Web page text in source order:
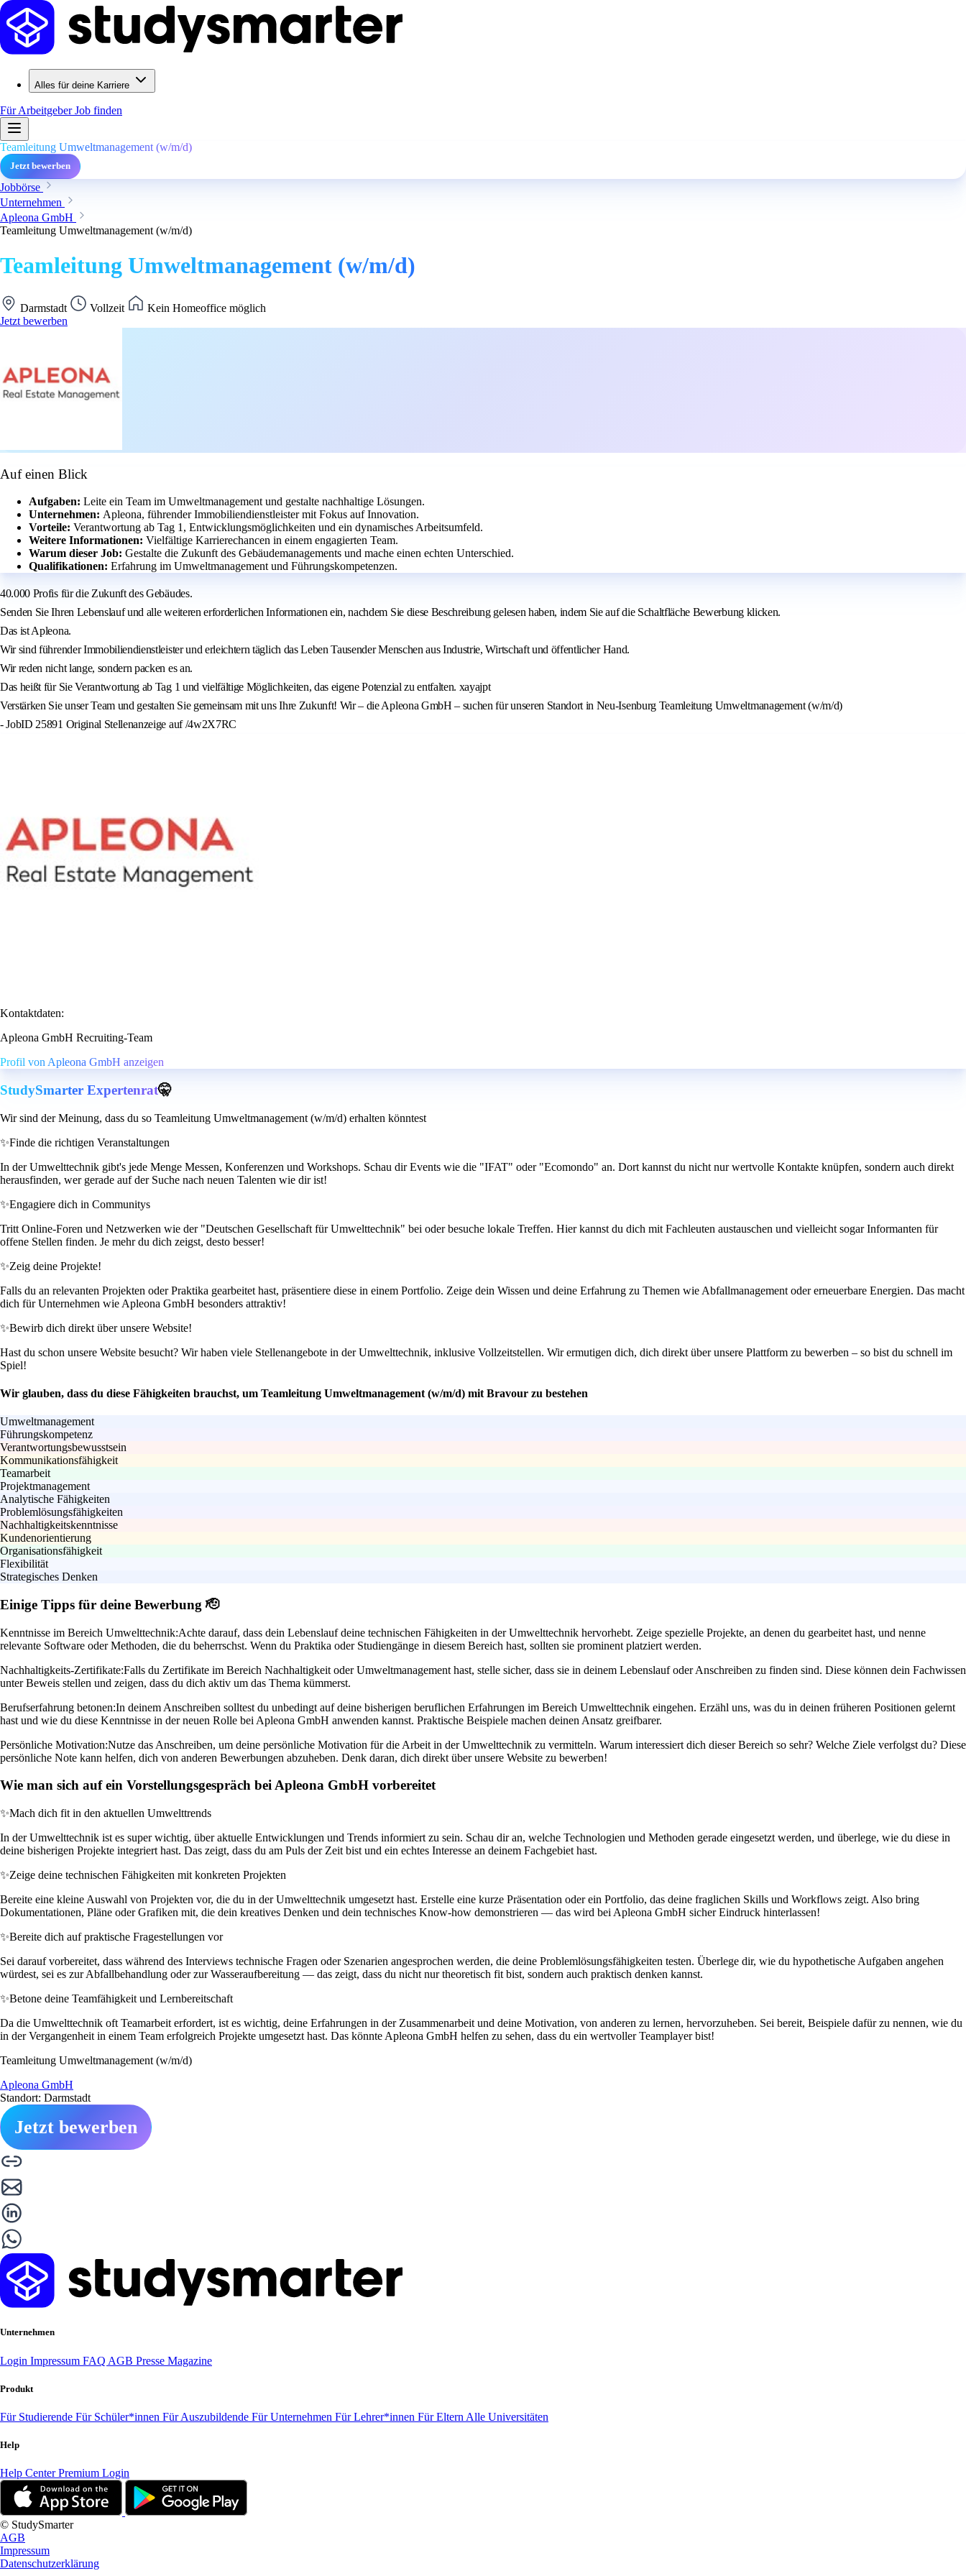
Alles für deine Karriere
Für ArbeitgeberJob finden
Teamleitung Umweltmanagement (w/m/d)
Jetzt bewerben
Jobbörse
Unternehmen
Apleona GmbH
Teamleitung Umweltmanagement (w/m/d)
Teamleitung Umweltmanagement (w/m/d)
Darmstadt Vollzeit
Kein Homeoffice möglich
Jetzt bewerben
Auf einen Blick
Aufgaben: Leite ein Team im Umweltmanagement und gestalte nachhaltige Lösungen.
Unternehmen: Apleona, führender Immobiliendienstleister mit Fokus auf Innovation.
Vorteile: Verantwortung ab Tag 1, Entwicklungsmöglichkeiten und ein dynamisches Arbeitsumfeld.
Weitere Informationen: Vielfältige Karrierechancen in einem engagierten Team.
Warum dieser Job: Gestalte die Zukunft des Gebäudemanagements und mache einen echten Unterschied.
Qualifikationen: Erfahrung im Umweltmanagement und Führungskompetenzen.
40.000 Profis für die Zukunft des Gebäudes.
Senden Sie Ihren Lebenslauf und alle weiteren erforderlichen Informationen ein, nachdem Sie diese Beschreibung gelesen haben, indem Sie auf die Schaltfläche Bewerbung klicken.
Das ist Apleona.
Wir sind führender Immobiliendienstleister und erleichtern täglich das Leben Tausender Menschen aus Industrie, Wirtschaft und öffentlicher Hand.
Wir reden nicht lange, sondern packen es an.
Das heißt für Sie Verantwortung ab Tag 1 und vielfältige Möglichkeiten, das eigene Potenzial zu entfalten. xayajpt
Verstärken Sie unser Team und gestalten Sie gemeinsam mit uns Ihre Zukunft! Wir – die Apleona GmbH – suchen für unseren Standort in Neu-Isenburg Teamleitung Umweltmanagement (w/m/d)
- JobID 25891 Original Stellenanzeige auf /4w2X7RC
Kontaktdaten:
Apleona GmbH Recruiting-Team
Profil von Apleona GmbH anzeigen
StudySmarter Expertenrat🤫
Wir sind der Meinung, dass du so Teamleitung Umweltmanagement (w/m/d) erhalten könntest
✨Finde die richtigen Veranstaltungen
In der Umwelttechnik gibt's jede Menge Messen, Konferenzen und Workshops. Schau dir Events wie die "IFAT" oder "Ecomondo" an. Dort kannst du nicht nur wertvolle Kontakte knüpfen, sondern auch direkt
herausfinden, wer gerade auf der Suche nach neuen Talenten wie dir ist!
✨Engagiere dich in Communitys
Tritt Online-Foren und Netzwerken wie der "Deutschen Gesellschaft für Umwelttechnik" bei oder besuche lokale Treffen. Hier kannst du dich mit Fachleuten austauschen und vielleicht sogar Informanten für
offene Stellen finden. Je mehr du dich zeigst, desto besser!
✨Zeig deine Projekte!
Falls du an relevanten Projekten oder Praktika gearbeitet hast, präsentiere diese in einem Portfolio. Zeige dein Wissen und deine Erfahrung zu Themen wie Abfallmanagement oder erneuerbare Energien. Das macht
dich für Unternehmen wie Apleona GmbH besonders attraktiv!
✨Bewirb dich direkt über unsere Website!
Hast du schon unsere Website besucht? Wir haben viele Stellenangebote in der Umwelttechnik, inklusive Vollzeitstellen. Wir ermutigen dich, dich direkt über unsere Plattform zu bewerben – so bist du schnell im
Spiel!
Wir glauben, dass du diese Fähigkeiten brauchst, um Teamleitung Umweltmanagement (w/m/d) mit Bravour zu bestehen
Umweltmanagement
Führungskompetenz
Verantwortungsbewusstsein
Kommunikationsfähigkeit
Teamarbeit
Projektmanagement
Analytische Fähigkeiten
Problemlösungsfähigkeiten
Nachhaltigkeitskenntnisse
Kundenorientierung
Organisationsfähigkeit
Flexibilität
Strategisches Denken
Einige Tipps für deine Bewerbung 🫡
Kenntnisse im Bereich Umwelttechnik:Achte darauf, dass dein Lebenslauf deine technischen Fähigkeiten in der Umwelttechnik hervorhebt. Zeige spezielle Projekte, an denen du gearbeitet hast, und nenne
relevante Software oder Methoden, die du beherrschst. Wenn du Praktika oder Studiengänge in diesem Bereich hast, sollten sie prominent platziert werden.
Nachhaltigkeits-Zertifikate:Falls du Zertifikate im Bereich Nachhaltigkeit oder Umweltmanagement hast, stelle sicher, dass sie in deinem Lebenslauf oder Anschreiben zu finden sind. Diese können dein Fachwissen
unter Beweis stellen und zeigen, dass du dich aktiv um das Thema kümmerst.
Berufserfahrung betonen:In deinem Anschreiben solltest du unbedingt auf deine bisherigen beruflichen Erfahrungen im Bereich Umwelttechnik eingehen. Erzähl uns, was du in deinen früheren Positionen gelernt
hast und wie du diese Kenntnisse in der neuen Rolle bei Apleona GmbH anwenden kannst. Praktische Beispiele machen deinen Ansatz greifbarer.
Persönliche Motivation:Nutze das Anschreiben, um deine persönliche Motivation für die Arbeit in der Umwelttechnik zu vermitteln. Warum interessiert dich dieser Bereich so sehr? Welche Ziele verfolgst du? Diese
persönliche Note kann helfen, dich von anderen Bewerbungen abzuheben. Denk daran, dich direkt über unsere Website zu bewerben!
Wie man sich auf ein Vorstellungsgespräch bei Apleona GmbH vorbereitet
✨Mach dich fit in den aktuellen Umwelttrends
In der Umwelttechnik ist es super wichtig, über aktuelle Entwicklungen und Trends informiert zu sein. Schau dir an, welche Technologien und Methoden gerade eingesetzt werden, und überlege, wie du diese in
deine bisherigen Projekte integriert hast. Das zeigt, dass du am Puls der Zeit bist und ein echtes Interesse an deinem Fachgebiet hast.
✨Zeige deine technischen Fähigkeiten mit konkreten Projekten
Bereite eine kleine Auswahl von Projekten vor, die du in der Umwelttechnik umgesetzt hast. Erstelle eine kurze Präsentation oder ein Portfolio, das deine fraglichen Skills und Workflows zeigt. Also bring
Dokumentationen, Pläne oder Grafiken mit, die dein kreatives Denken und dein technisches Know-how demonstrieren — das wird bei Apleona GmbH sicher Eindruck hinterlassen!
✨Bereite dich auf praktische Fragestellungen vor
Sei darauf vorbereitet, dass während des Interviews technische Fragen oder Szenarien angesprochen werden, die deine Problemlösungsfähigkeiten testen. Überlege dir, wie du hypothetische Aufgaben angehen
würdest, sei es zur Abfallbehandlung oder zur Wasseraufbereitung — das zeigt, dass du nicht nur theoretisch fit bist, sondern auch praktisch denken kannst.
✨Betone deine Teamfähigkeit und Lernbereitschaft
Da die Umwelttechnik oft Teamarbeit erfordert, ist es wichtig, deine Erfahrungen in der Zusammenarbeit und deine Motivation, von anderen zu lernen, hervorzuheben. Sei bereit, Beispiele dafür zu nennen, wie du
in der Vergangenheit in einem Team erfolgreich Projekte umgesetzt hast. Das könnte Apleona GmbH helfen zu sehen, dass du ein wertvoller Teamplayer bist!
Teamleitung Umweltmanagement (w/m/d)
Apleona GmbH
Standort: Darmstadt
Jetzt bewerben
Unternehmen
Login Impressum FAQ AGB Presse Magazine
Produkt
Für Studierende Für Schüler*innen Für Auszubildende Für Unternehmen Für Lehrer*innen Für Eltern Alle Universitäten
Help
Help CenterPremium Login
© StudySmarter
AGB
Impressum
Datenschutzerklärung